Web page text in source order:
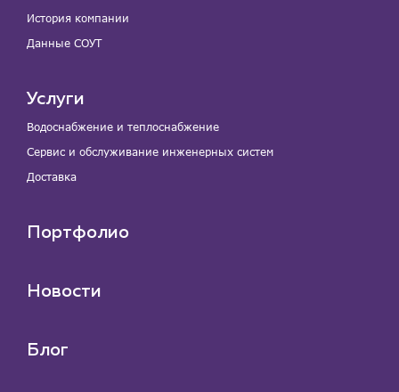
История компании
Данные СОУТ
Услуги
Водоснабжение и теплоснабжение
Сервис и обслуживание инженерных систем
Доставка
Портфолио
Новости
Блог